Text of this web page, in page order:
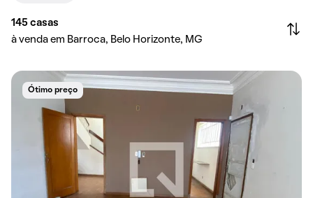
145 casas
à venda em Barroca, Belo Horizonte, MG
Ótimo preço